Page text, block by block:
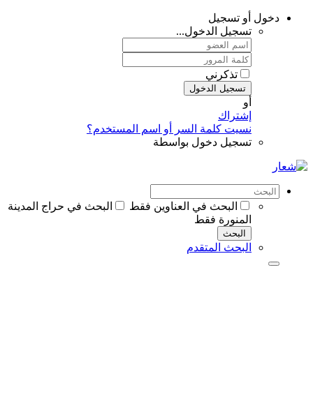
دخول أو تسجيل
تسجيل الدخول...
تذكرني
تسجيل الدخول
أو
إشتراك
نسيت كلمة السر أو اسم المستخدم؟
تسجيل دخول بواسطة
البحث في العناوين فقط
البحث في حراج المدينة
المنورة فقط
البحث
البحث المتقدم